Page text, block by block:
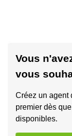
Vous
vous
Créez un agent
premier dès
disponibles.